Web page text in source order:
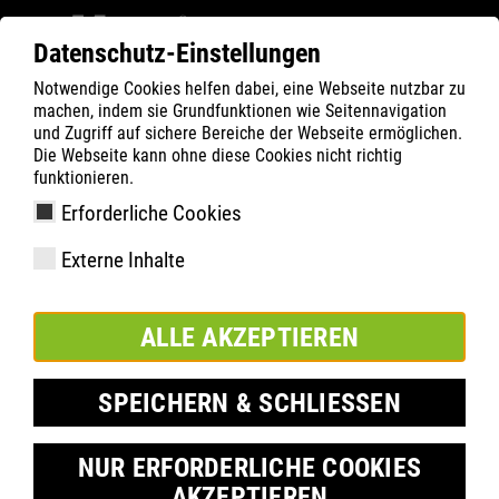
Datenschutz-Einstellungen
Notwendige Cookies helfen dabei, eine Webseite nutzbar zu
machen, indem sie Grundfunktionen wie Seitennavigation
und Zugriff auf sichere Bereiche der Webseite ermöglichen.
Die Webseite kann ohne diese Cookies nicht richtig
funktionieren.
Erforderliche Cookies
Externe Inhalte
ALLE AKZEPTIEREN
SPEICHERN & SCHLIESSEN
NUR ERFORDERLICHE COOKIES
ATLAS Technológia
Know-How
MPU REBOUND SYSTEM